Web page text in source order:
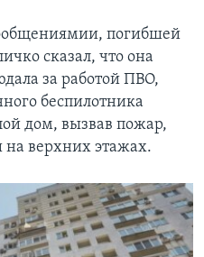
погибшей
сказал, что она
за работой ПВО,
беспилотника
дом, вызвав пожар,
верхних этажах.